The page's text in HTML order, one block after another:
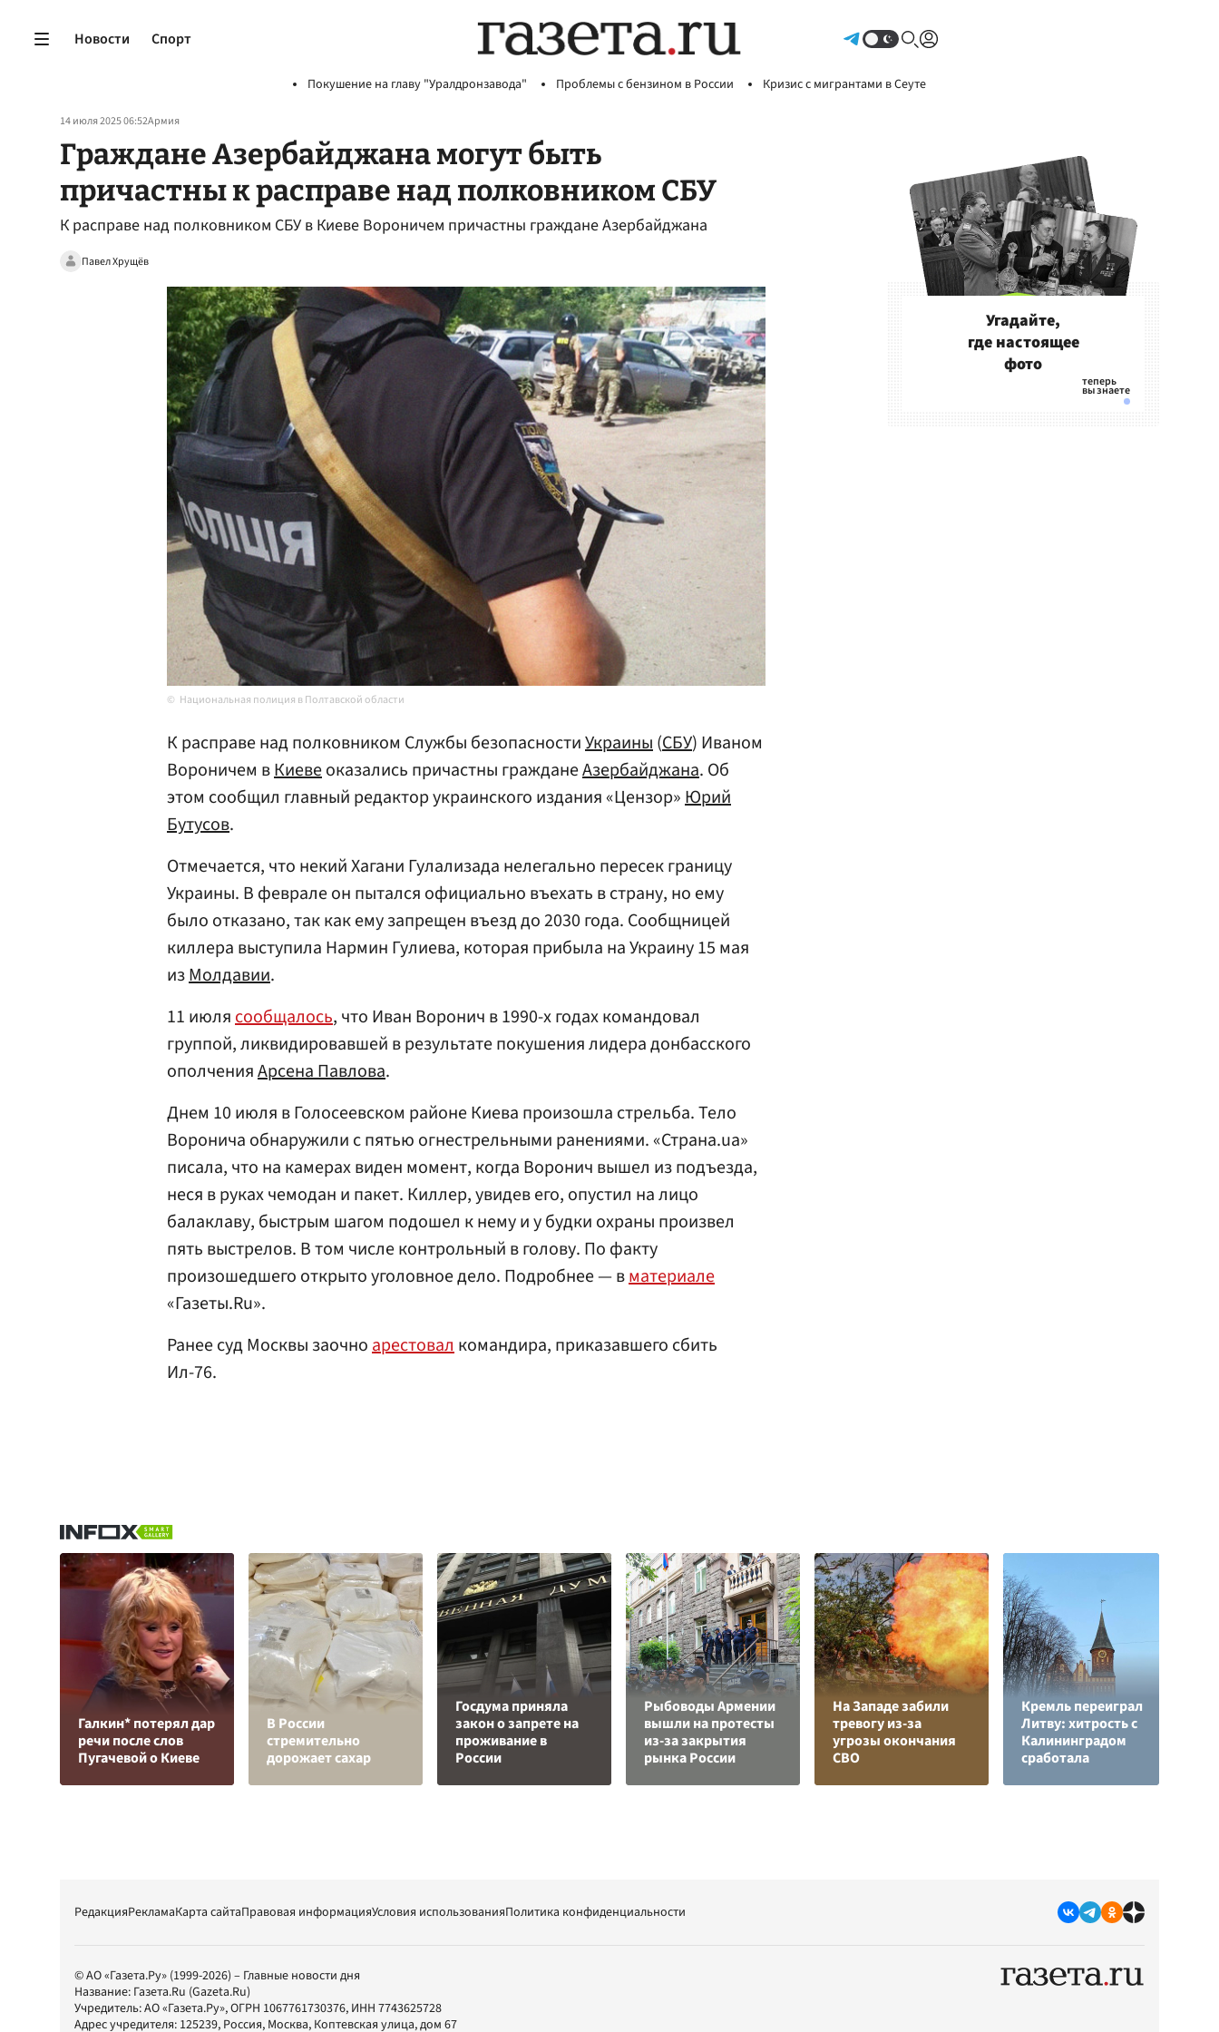
Новости Спорт
Покушение на главу "Уралдронзавода" Проблемы с бензином в России Кризис с мигрантами в Сеуте
14 июля 2025 06:52Армия
Граждане Азербайджана могут быть
причастны к расправе над полковником СБУ
К расправе над полковником СБУ в Киеве Вороничем причастны граждане Азербайджана
Павел Хрущёв
Национальная полиция в Полтавской области
К расправе над полковником Службы безопасностиУкраины(СБУ) Иваном
Вороничем вКиевеоказались причастны гражданеАзербайджана. Об
этом сообщил главный редактор украинского издания «Цензор»Юрий
Бутусов.
Отмечается, что некий Хагани Гулализада нелегально пересек границу
Украины. В феврале он пытался официально въехать в страну, но ему
было отказано, так как ему запрещен въезд до 2030 года. Сообщницей
киллера выступила Нармин Гулиева, которая прибыла на Украину 15 мая
изМолдавии.
11 июлясообщалось, что Иван Воронич в 1990-х годах командовал
группой, ликвидировавшей в результате покушения лидера донбасского
ополченияАрсена Павлова.
Днем 10 июля в Голосеевском районе Киева произошла стрельба. Тело
Воронича обнаружили с пятью огнестрельными ранениями. «Страна.ua»
писала, что на камерах виден момент, когда Воронич вышел из подъезда,
неся в руках чемодан и пакет. Киллер, увидев его, опустил на лицо
балаклаву, быстрым шагом подошел к нему и у будки охраны произвел
пять выстрелов. В том числе контрольный в голову. По факту
произошедшего открыто уголовное дело. Подробнее — вматериале
«Газеты.Ru».
Ранее суд Москвы заочноарестовалкомандира, приказавшего сбить
Ил-76.
Угадайте,
где настоящее
фото
Галкин* потерял дар
речи после слов
Пугачевой о Киеве
В России
стремительно
дорожает сахар
Госдума приняла
закон о запрете на
проживание в
России
Рыбоводы Армении
вышли на протесты
из-за закрытия
рынка России
На Западе забили
тревогу из-за
угрозы окончания
СВО
Кремль переиграл
Литву: хитрость с
Калининградом
сработала
РедакцияРекламаКарта сайтаПравовая информацияУсловия использованияПолитика конфиденциальности
© АО «Газета.Ру» (1999-2026) – Главные новости дня
Название: Газета.Ru (Gazeta.Ru)
Учредитель:АО «Газета.Ру», ОГРН 1067761730376, ИНН 7743625728
Адрес учредителя: 125239, Россия, Москва, Коптевская улица, дом 67